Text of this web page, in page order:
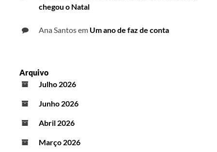
chegou o Natal
Ana Santosem Um ano de faz de conta
Arquivo
Julho 2026
Junho 2026
Abril 2026
Março 2026